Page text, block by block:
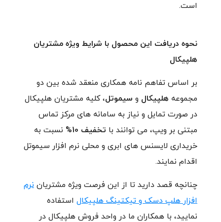
است.
نحوه دریافت این محصول با شرایط ویژه مشتریان
هلپیکال
بر اساس تفاهم نامه همکاری منعقد شده بین دو
مجموعه هلپیکال و سیموتل، کلیه مشتریان هلپیکال
در صورت تمایل و نیاز به سامانه های مرکز تماس
مبتنی بر ویپ، می توانند با تخفیف 10%
نسبت به
خریداری لایسنس های ابری و محلی نرم افزار سیموتل
اقدام نمایند.
چنانچه قصد دارید تا از این فرصت ویژه مشتریان نرم
افزار هلپ دسک و تیکتینگ هلپیکال استفاده
نمایید، با همکاران ما در واحد فروش هلپیکال در